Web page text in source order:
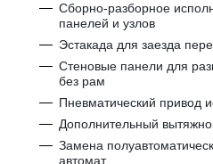
Сборно-разборное
панелей и узлов
Эстакада для заезда
Стеновые панели для
без рам
Пневматический привод
Дополнительный
Замена
автомат.